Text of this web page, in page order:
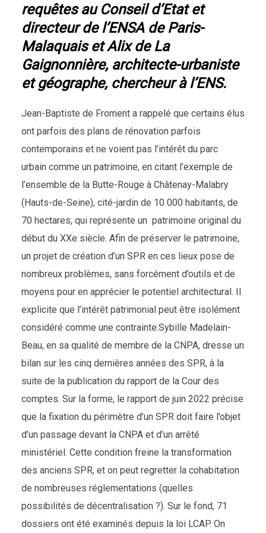
requêtes au Conseil d’Etat et
directeur de l’ENSA de Paris-
Malaquais et Alix de La
Gaignonnière, architecte-urbaniste
et géographe, chercheur à l’ENS.
Jean-Baptiste de Froment a rappelé que certains élus
ont parfois des plans de rénovation parfois
contemporains et ne voient pas l’intérêt du parc
urbain comme un patrimoine, en citant l’exemple de
l’ensemble de la Butte-Rouge à Châtenay-Malabry
(Hauts-de-Seine), cité-jardin de 10 000 habitants, de
70 hectares, qui représente un patrimoine original du
début du XXe siècle. Afin de préserver le patrimoine,
un projet de création d’un SPR en ces lieux pose de
nombreux problèmes, sans forcément d’outils et de
moyens pour en apprécier le potentiel architectural. Il
explicite que l’intérêt patrimonial peut être isolément
considéré comme une contrainte.Sybille Madelain-
Beau, en sa qualité de membre de la CNPA, dresse un
bilan sur les cinq dernières années des SPR, à la
suite de la publication du rapport de la Cour des
comptes. Sur la forme, le rapport de juin 2022 précise
que la fixation du périmètre d’un SPR doit faire l’objet
d’un passage devant la CNPA et d’un arrêté
ministériel. Cette condition freine la transformation
des anciens SPR, et on peut regretter la cohabitation
de nombreuses réglementations (quelles
possibilités de décentralisation ?). Sur le fond, 71
dossiers ont été examinés depuis la loi LCAP. On